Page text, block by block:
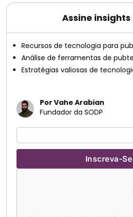
Assine insights
Recursos de tecnologia para
Análise de ferramentas de
Estratégias valiosas de
Por Vahe Arabian
Fundador da SODP